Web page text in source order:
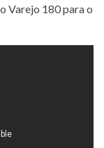
Varejo 180 para o